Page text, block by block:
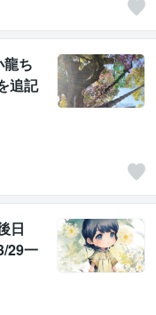
ち
追記
日
29一